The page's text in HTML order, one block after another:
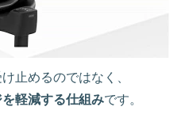
止めるのではなく、
軽減する仕組みです。